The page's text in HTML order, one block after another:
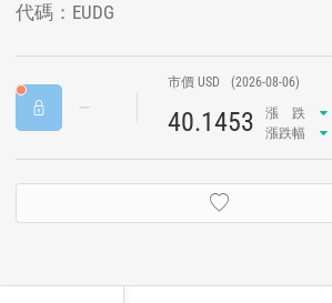
代碼：EUDG
市價 USD (2026-08-06)
40.1453 漲 跌
漲跌幅